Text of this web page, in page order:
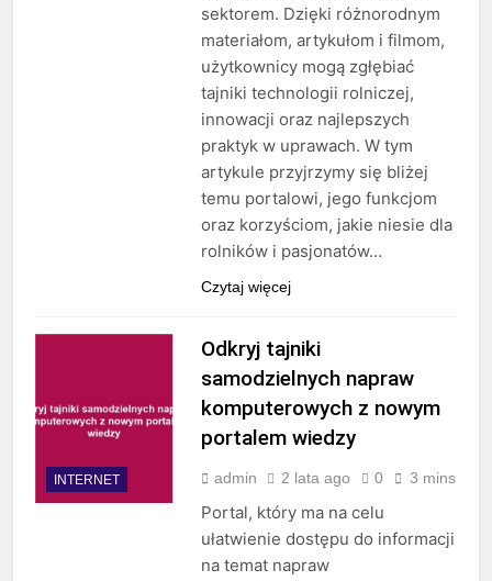
sektorem. Dzięki różnorodnym
materiałom, artykułom i filmom,
użytkownicy mogą zgłębiać
tajniki technologii rolniczej,
innowacji oraz najlepszych
praktyk w uprawach. W tym
artykule przyjrzymy się bliżej
temu portalowi, jego funkcjom
oraz korzyściom, jakie niesie dla
rolników i pasjonatów…
Czytaj więcej
INTERNET
Odkryj tajniki
samodzielnych napraw
komputerowych z nowym
portalem wiedzy
admin 2 lata ago 0 3 mins
Portal, który ma na celu
ułatwienie dostępu do informacji
na temat napraw